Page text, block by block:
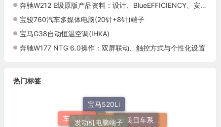
奔驰W212 E级原版产品资料：设计、BlueEFFICIENCY、安全与配置
宝骏760汽车多媒体电脑(20针+8针)端子
宝马G38自动恒温空调(IHKA)
奔驰W177 NTG 6.0操作：双屏联动、触控方式与个性化设置
热门标签
车身装备
宝马520Li
欧美日车系
发动机电脑端子